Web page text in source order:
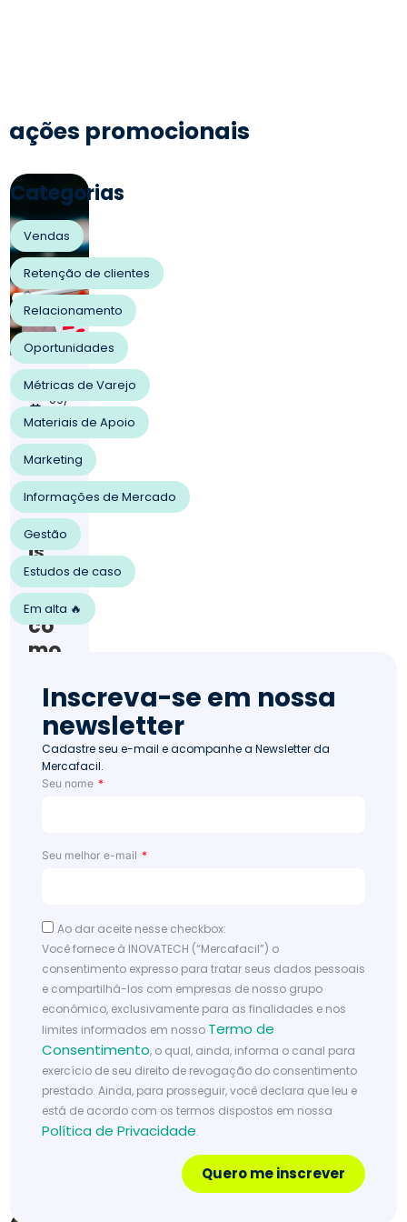
ações promocionais
10/
09/
202
da
s
154
Qua
is
são
e
co
mo
idir
mo
del
o de
ta
par
cad
açã
o?
Le
ia
m
ai
Categorias
Vendas
Retenção de clientes
Relacionamento
Oportunidades
Métricas de Varejo
Materiais de Apoio
Marketing
Informações de Mercado
Gestão
Estudos de caso
Em alta 🔥
Inscreva-se em nossa
newsletter
Cadastre seu e-mail e acompanhe a Newsletter da
Mercafacil.
Seu nome
Seu melhor e-mail
Ao dar aceite nesse checkbox:
Você fornece à INOVATECH (“Mercafacil”) o
consentimento expresso para tratar seus dados pessoais
e compartilhá-los com empresas de nosso grupo
econômico, exclusivamente para as finalidades e nos
limites informados em nosso Termo de
Consentimento, o qual, ainda, informa o canal para
exercício de seu direito de revogação do consentimento
prestado. Ainda, para prosseguir, você declara que leu e
está de acordo com os termos dispostos em nossa
Política de Privacidade.
Quero me inscrever